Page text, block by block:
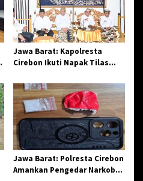
Jawa Barat: Kapolresta
Cirebon Ikuti Napak Tilas
Sinergi dan Pelestarian
Sejarah
Jawa Barat: Polresta Cirebon
Amankan Pengedar Narkoba